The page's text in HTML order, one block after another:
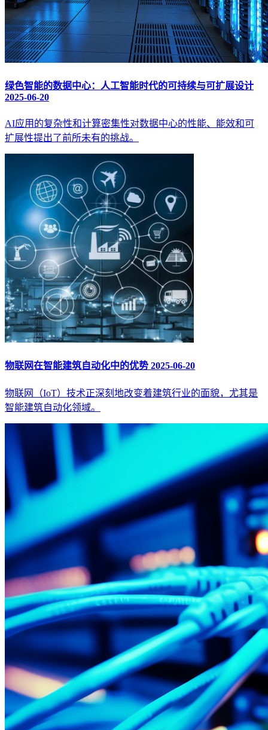
绿色智能的数据中心：人工智能时代的可持续与可扩展设计
2025-06-20
AI应用的复杂性和计算密集性对数据中心的性能、能效和可
扩展性提出了前所未有的挑战。
物联网在智能建筑自动化中的优势 2025-06-20
物联网（IoT）技术正深刻地改变着建筑行业的面貌，尤其是
智能建筑自动化领域。